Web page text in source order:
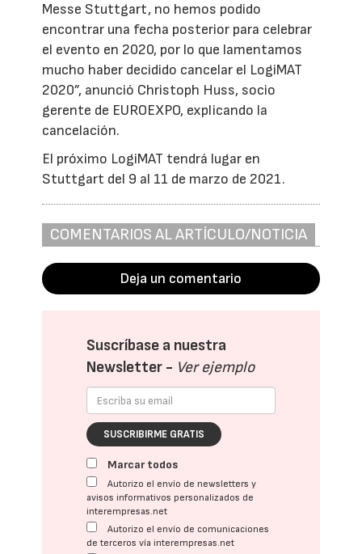
Messe Stuttgart, no hemos podido
encontrar una fecha posterior para celebrar
el evento en 2020, por lo que lamentamos
mucho haber decidido cancelar el LogiMAT
2020”, anunció Christoph Huss, socio
gerente de EUROEXPO, explicando la
cancelación.
El próximo LogiMAT tendrá lugar en
Stuttgart del 9 al 11 de marzo de 2021.
COMENTARIOS AL ARTÍCULO/NOTICIA
Deja un comentario
Suscríbase a nuestra
Newsletter - Ver ejemplo
SUSCRIBIRME GRATIS
Marcar todos
Autorizo el envío de newsletters y
avisos informativos personalizados de
interempresas.net
Autorizo el envío de comunicaciones
de terceros vía interempresas.net